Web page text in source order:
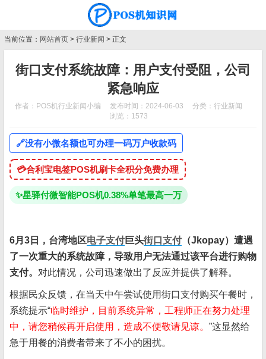
当前位置： 网站首页 > 行业新闻 > 正文
街口支付系统故障：用户支付受阻，公司
紧急响应
作者：POS机行业新闻小编 发布时间：2024-06-03 分类： 行业新闻
浏览：1573
🔗没有小微名额也可办理一码万户收款码
💳合利宝电签POS机刷卡全积分免费办理
✨星驿付微智能POS机0.38%单笔最高一万
6月3日，台湾地区电子支付巨头街口支付（Jkopay）遭遇
了一次重大的系统故障，导致用户无法通过该平台进行购物
支付。 对此情况，公司迅速做出了反应并提供了解释。
根据民众反馈，在当天中午尝试使用街口支付购买午餐时，
系统提示“临时维护，目前系统异常，工程师正在努力处理
中，请您稍候再开启使用，造成不便敬请见谅。 ”这显然给
急于用餐的消费者带来了不小的困扰。